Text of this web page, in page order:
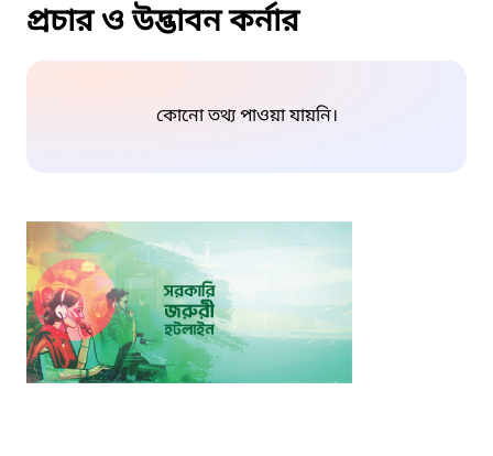
প্রচার ও উদ্ভাবন কর্নার
কোনো তথ্য পাওয়া যায়নি।